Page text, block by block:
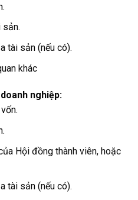
sản.
tài sản (nếu có).
khác
nghiệp:
Hội đồng thành viên, hoặc
tài sản (nếu có).